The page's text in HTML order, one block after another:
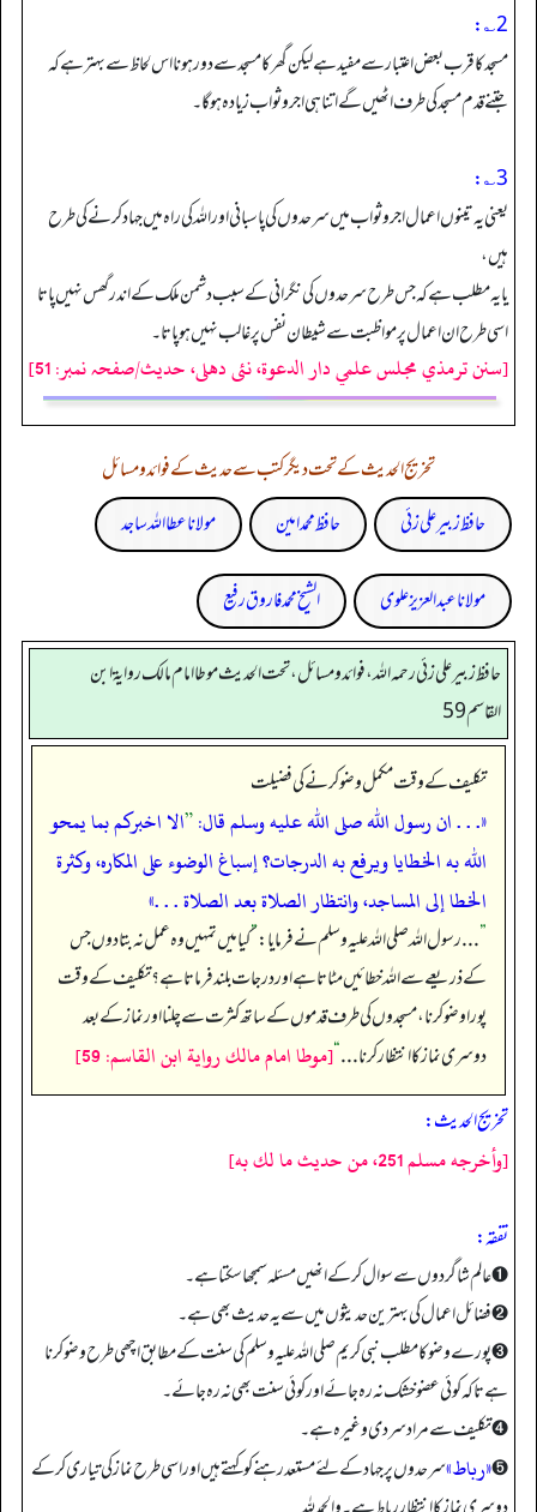
2؎:
مسجد کا قرب بعض اعتبار سے مفید ہے لیکن گھر کا مسجد سے دور ہونا اس لحاظ سے بہتر ہے کہ
جتنے قدم مسجد کی طرف اٹھیں گے اتنا ہی اجر و ثواب زیادہ ہوگا۔
3؎:
یعنی یہ تینوں اعمال اجر و ثواب میں سرحدوں کی پاسبانی اور اللہ کی راہ میں جہاد کرنے کی طرح
ہیں،
یا یہ مطلب ہے کہ جس طرح سرحدوں کی نگرانی کے سبب دشمن ملک کے اندر گھس نہیں پاتا
اسی طرح ان اعمال پر مواظبت سے شیطان نفس پرغالب نہیں ہو پاتا۔
[سنن ترمذي مجلس علمي دار الدعوة، نئى دهلى، حدیث/صفحہ نمبر: 51]
تخریج الحدیث کے تحت دیگر کتب سے حدیث کے فوائد و مسائل
حافظ زبیر علی زئی
حافظ محمد امین مولانا عطا اللہ ساجد
مولانا عبد العزیز علوی الشیخ محمد فاروق رفیع
حافظ زبير على زئي رحمه الله، فوائد و مسائل، تحت الحديث موطا امام مالك رواية ابن
القاسم 59
تکلیف کے وقت مکمل وضو کرنے کی فضیلت
«. . . ان رسول الله صلى الله عليه وسلم قال:”الا اخبركم بما يمحو
الله به الخطايا ويرفع به الدرجات؟ إسباغ الوضوء على المكاره، وكثرة
الخطا إلى المساجد، وانتظار الصلاة بعد الصلاة . . .»
”. . . رسول اللہ صلی اللہ علیہ وسلم نے فرمایا:”کیا میں تمہیں وہ عمل نہ بتا دوں جس
کے ذریعے سے اللہ خطائیں مٹاتا ہے اور درجات بلند فرماتا ہے؟ تکلیف کے وقت
پورا وضو کرنا، مسجدوں کی طرف قدموں کے ساتھ کثرت سے چلنا اور نماز کے بعد
دوسری نماز کا انتظار کرنا . . .“[موطا امام مالك رواية ابن القاسم: 59]
تخریج الحدیث:
[وأخرجه مسلم 251، من حديث ما لك به]
تفقه:
➊ عالم شاگردوں سے سوال کر کے انھیں مسئلہ سمجھا سکتا ہے۔
➋ فضائل اعمال کی بہترین حدیثوں میں سے یہ حدیث بھی ہے۔
➌ پورے وضو کا مطلب نبی کریم صلی اللہ علیہ وسلم کی سنت کے مطابق اچھی طرح وضو کرنا
ہے تاکہ کوئی عضو خشک نہ رہ جائے اور کوئی سنت بھی نہ رہ جائے۔
➍ تکلیف سے مراد سردی وغیرہ ہے۔
➎«رباط»سرحدوں پر جہاد کے لئے مستعد رہنے کو کہتے ہیں اور اسی طرح نماز کی تیاری کر کے